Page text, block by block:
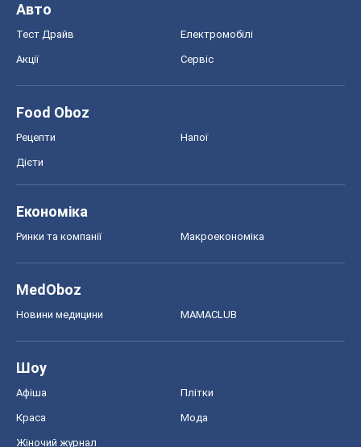
Авто
Тест Драйв Електромобілі
Акції Сервіс
Food Oboz
Рецепти Напої
Дієти
Економіка
Ринки та компанії Макроекономіка
MedOboz
Новини медицини MAMACLUB
Шоу
Афіша Плітки
Краса Мода
Жіночий журнал